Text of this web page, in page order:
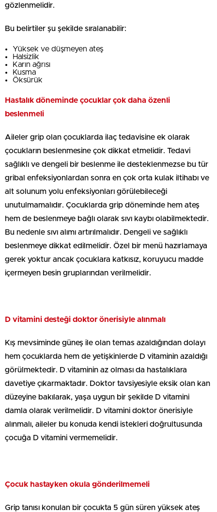
gözlenmelidir.
Bu belirtiler şu şekilde sıralanabilir:
Yüksek ve düşmeyen ateş
Halsizlik
Karın ağrısı
Kusma
Öksürük
Hastalık döneminde çocuklar çok daha özenli
beslenmeli
Aileler grip olan çocuklarda ilaç tedavisine ek olarak
çocukların beslenmesine çok dikkat etmelidir. Tedavi
sağlıklı ve dengeli bir beslenme ile desteklenmezse bu tür
gribal enfeksiyonlardan sonra en çok orta kulak iltihabı ve
alt solunum yolu enfeksiyonları görülebileceği
unutulmamalıdır. Çocuklarda grip döneminde hem ateş
hem de beslenmeye bağlı olarak sıvı kaybı olabilmektedir.
Bu nedenle sıvı alımı artırılmalıdır. Dengeli ve sağlıklı
beslenmeye dikkat edilmelidir. Özel bir menü hazırlamaya
gerek yoktur ancak çocuklara katkısız, koruyucu madde
içermeyen besin gruplarından verilmelidir.
D vitamini desteği doktor önerisiyle alınmalı
Kış mevsiminde güneş ile olan temas azaldığından dolayı
hem çocuklarda hem de yetişkinlerde D vitaminin azaldığı
görülmektedir. D vitaminin az olması da hastalıklara
davetiye çıkarmaktadır. Doktor tavsiyesiyle eksik olan kan
düzeyine bakılarak, yaşa uygun bir şekilde D vitamini
damla olarak verilmelidir. D vitamini doktor önerisiyle
alınmalı, aileler bu konuda kendi istekleri doğrultusunda
çocuğa D vitamini vermemelidir.
Çocuk hastayken okula gönderilmemeli
Grip tanısı konulan bir çocukta 5 gün süren yüksek ateş